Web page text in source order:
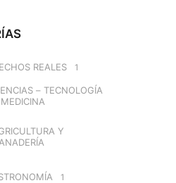
REALES 1
– TECNOLOGÍA
Y
1